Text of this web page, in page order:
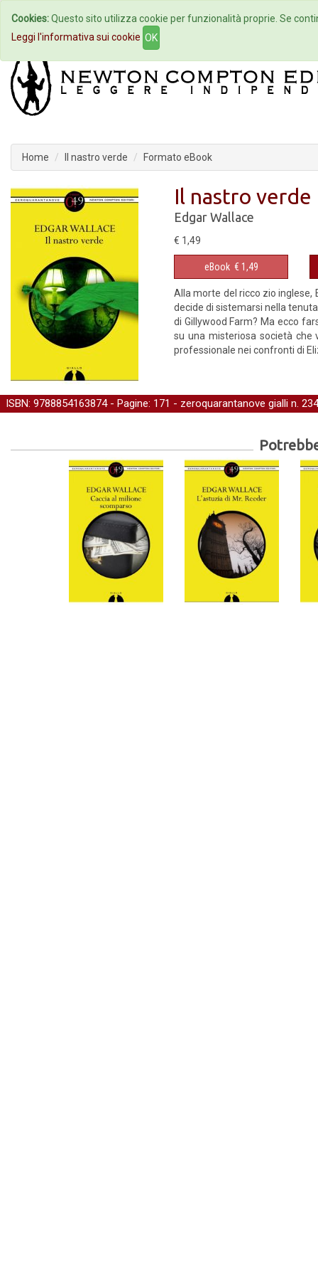
Home Autori Eventi
Home Il nastro verde Formato eBook
Il nastro verde
Edgar Wallace
€ 1,49
eBook € 1,49
Alla morte del ricco zio inglese,
decide di sistemarsi nella
di Gillywood Farm? Ma ecco
su una misteriosa società che
professionale nei confronti di
ISBN: 9788854163874 - Pagine: 171 - zeroquarantanove gialli n.
Cookies:Questo sito utilizza cookie per funzionalità proprie. Se
Leggi l'informativa sui cookie OK